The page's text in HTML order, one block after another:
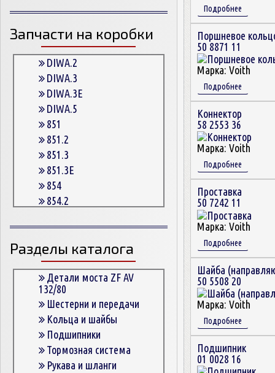
Запчасти на коробки
DIWA.2
DIWA.3
DIWA.3E
DIWA.5
851
851.2
851.3
851.3E
854
854.2
854.3
854.3E
854.5
863
863.3
863.3E
864.5
Разделы каталога
Детали моста ZF AV
132/80
Шестерни и передачи
Кольца и шайбы
Подшипники
Тормозная система
Рукава и шланги
Подробнее
Поршневое
50 8871 11
Марка: Voith
Подробнее
Коннектор
58 2553 36
Марка: Voith
Подробнее
Проставка
50 7242 11
Марка: Voith
Подробнее
Шайба
50 5508 20
Марка: Voith
Подробнее
Подшипник
01 0028 16